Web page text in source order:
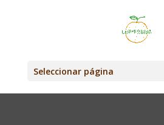
Seleccionar página